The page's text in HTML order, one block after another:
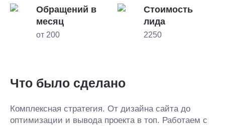
Обращений в
месяц
от 200
Стоимость
лида
2250
Что было сделано
Комплексная стратегия. От дизайна сайта до
оптимизации и вывода проекта в топ. Работаем с